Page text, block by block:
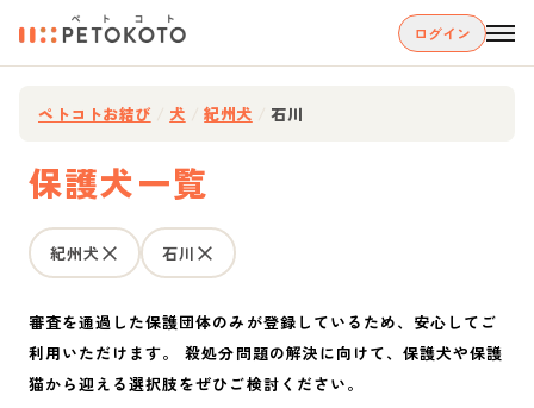
ログイン
ペトコトお結び 犬 紀州犬 石川
保護犬一覧
紀州犬 石川
審査を通過した保護団体のみが登録しているため、安心してご
利用いただけます。 殺処分問題の解決に向けて、保護犬や保護
猫から迎える選択肢をぜひご検討ください。